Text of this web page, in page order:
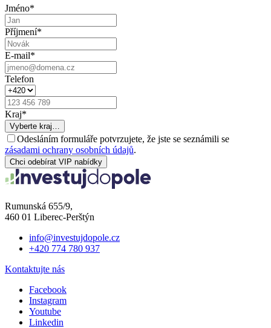
Jméno*
Příjmení*
E-mail*
Telefon
Kraj*
Vyberte kraj…
Odesláním formuláře potvrzujete, že jste se seznámili se
zásadami ochrany osobních údajů.
Chci odebírat VIP nabídky
Rumunská 655/9,
460 01 Liberec-Perštýn
info@investujdopole.cz
+420 774 780 937
Kontaktujte nás
Facebook
Instagram
Youtube
Linkedin